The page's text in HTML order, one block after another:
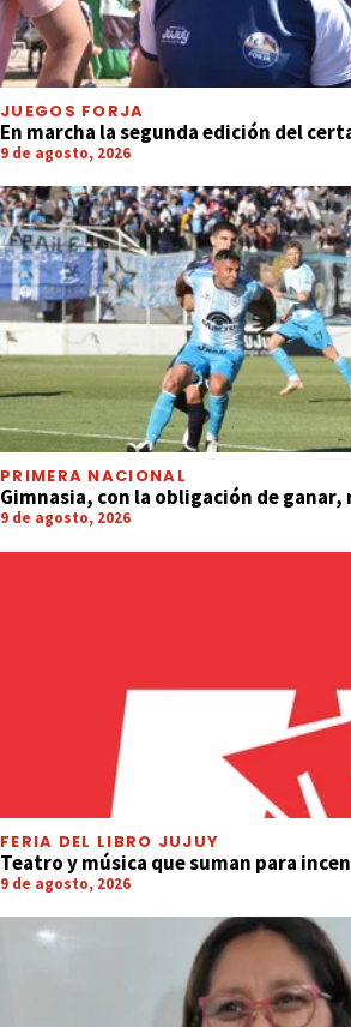
JUEGOS FORJA
En marcha la segunda edición del
9 de agosto, 2026
PRIMERA NACIONAL
Gimnasia, con la obligación de ganar,
9 de agosto, 2026
FERIA DEL LIBRO JUJUY
Teatro y música que suman para
9 de agosto, 2026